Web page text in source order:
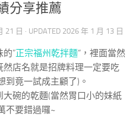
分享推薦
21 日 · UPDATED 2026 年 1 月 13 日
”正宗福州乾拌麵“，裡面當然
店名就是招牌料理一定要吃
到竟一試成主顧了)。
碗的乾麵(當然胃口小的妹紙
不要錯過囉~